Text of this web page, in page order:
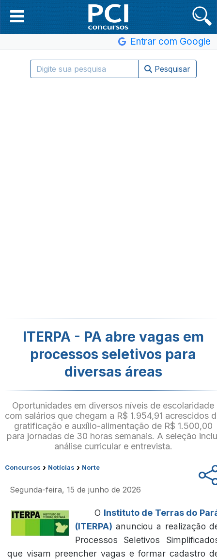
Entrar com Google
Pesquisar
ITERPA - PA abre vagas em
processos seletivos para
diversas áreas
Oportunidades em diversos níveis de escolaridade
com salários que chegam a R$ 1.954,91 acrescidos
gratificação e auxílio-alimentação de R$ 1.500,00
para jornadas de 30 horas semanais. A seleção
análise curricular e entrevista.
Concursos › Notícias › Norte
Segunda-feira, 15 de junho de 2026
O Instituto de Terras do
(ITERPA) anunciou a realização
Processos Seletivos
que visam preencher vagas e formar cadastro